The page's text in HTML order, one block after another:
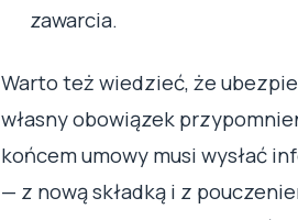
zawarcia.
Warto też wiedzieć, że
własny obowiązek
końcem umowy musi wysłać
— z nową składką i z